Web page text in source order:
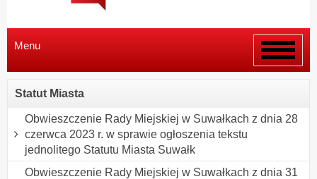
Włącz
menu
Menu
Statut Miasta
Obwieszczenie Rady Miejskiej w Suwałkach z dnia 28
czerwca 2023 r. w sprawie ogłoszenia tekstu
jednolitego Statutu Miasta Suwałk
Obwieszczenie Rady Miejskiej w Suwałkach z dnia 31